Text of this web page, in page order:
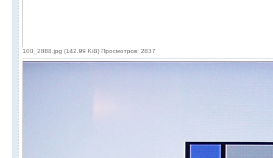
100_2888.jpg (142.99 KiB) Просмотров: 2837